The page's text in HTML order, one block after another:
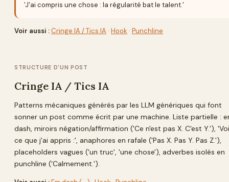
'J'ai compris une chose : la régularité bat le talent.'
Voir aussi :Cringe IA / Tics IA · Hook · Punchline
STRUCTURE D'UN POST
Cringe IA / Tics IA
Patterns mécaniques générés par les LLM génériques qui font
sonner un post comme écrit par une machine. Liste partielle :
dash, miroirs négation/affirmation ('Ce n'est pas X. C'est Y.'),
ce que j'ai appris :', anaphores en rafale ('Pas X. Pas Y. Pas Z.'),
placeholders vagues ('un truc', 'une chose'), adverbes isolés en
punchline ('Calmement.').